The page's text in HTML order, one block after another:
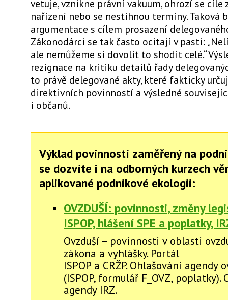
vetuje, vznikne právní vakuum, ohrozí se cíle
nařízení nebo se nestihnou termíny. Taková
argumentace s cílem prosazení
Zákonodárci se tak často ocitají v pasti:
ale nemůžeme si dovolit to shodit celé.“
rezignace na kritiku detailů řady
to právě delegované akty, které fakticky
direktivních povinností a výsledné
i občanů.
Výklad povinností zaměřený na
se dozvíte i na odborných kurzech
aplikované podnikové ekologii:
OVZDUŠÍ: povinnosti, změny
ISPOP, hlášení SPE a poplatky,
Ovzduší – povinnosti v oblasti
zákona a vyhlášky. Portál
ISPOP a CRŽP. Ohlašování agendy
(ISPOP, formulář F_OVZ, poplatky).
agendy IRZ.